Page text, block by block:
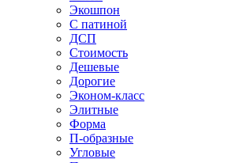
Экошпон
С патиной
ДСП
Стоимость
Дешевые
Дорогие
Эконом-класс
Элитные
Форма
П-образные
Угловые